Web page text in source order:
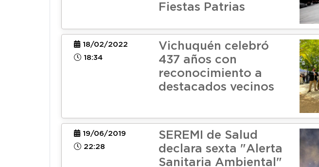
Fiestas Patrias
18/02/2022
18:34
Vichuquén celebró
437 años con
reconocimiento a
destacados vecinos
19/06/2019
22:28
SEREMI de Salud
declara sexta "Alerta
Sanitaria Ambiental"